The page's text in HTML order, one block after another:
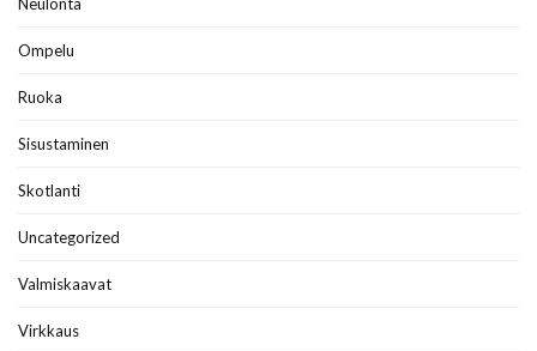
Ompelu
Ruoka
Sisustaminen
Skotlanti
Uncategorized
Valmiskaavat
Virkkaus